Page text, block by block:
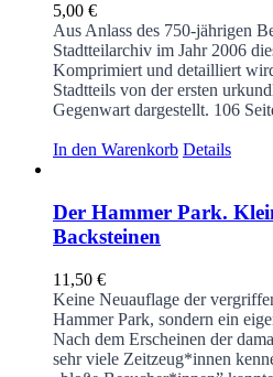
5,00 €
Aus Anlass des 750-jährigen
Stadtteilarchiv im Jahr 2006
Komprimiert und detailliert
Stadtteils von der ersten
Gegenwart dargestellt. 106
In den Warenkorb Details
Der Hammer Park.
Backsteinen
11,50 €
Keine Neuauflage der
Hammer Park, sondern ein
Nach dem Erscheinen der
sehr viele Zeitzeug*innen